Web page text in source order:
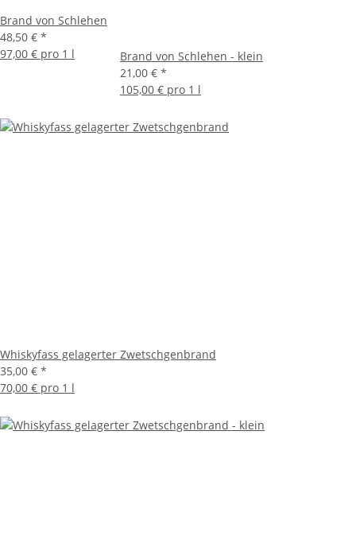
Brand von Schlehen
48,50 € *
97,00 € pro 1 l
Brand von Schlehen - klein
21,00 € *
105,00 € pro 1 l
Whiskyfass gelagerter Zwetschgenbrand
35,00 € *
70,00 € pro 1 l